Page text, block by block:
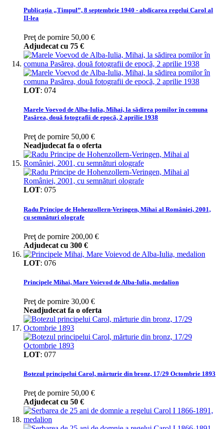
Publicația „Timpul”, 8 septembrie 1940 - abdicarea regelui Carol al
II-lea
Preţ de pornire 50,00 €
Adjudecat cu 75 €
LOT: 074
Marele Voevod de Alba-Iulia, Mihai, la sădirea pomilor în comuna
Pasărea, două fotografii de epocă, 2 aprilie 1938
Preţ de pornire 50,00 €
Neadjudecat fa o oferta
LOT: 075
Radu Principe de Hohenzollern-Veringen, Mihai al României, 2001,
cu semnături olografe
Preţ de pornire 200,00 €
Adjudecat cu 300 €
LOT: 076
Principele Mihai, Mare Voievod de Alba-Iulia, medalion
Preţ de pornire 30,00 €
Neadjudecat fa o oferta
LOT: 077
Botezul principelui Carol, mărturie din bronz, 17/29 Octombrie 1893
Preţ de pornire 50,00 €
Adjudecat cu 50 €